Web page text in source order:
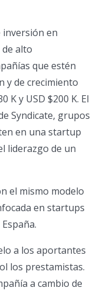
en
alto
que estén
y de crecimiento
K y USD $200 K. El
Syndicate, grupos
en una startup
liderazgo de un
el mismo modelo
en startups
a los aportantes
los prestamistas.
a cambio de